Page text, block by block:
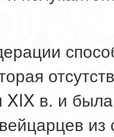
XIX в. и
из